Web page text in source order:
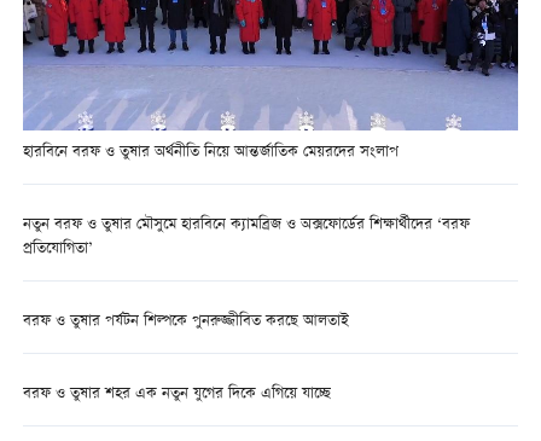
হারবিনে বরফ ও তুষার অর্থনীতি নিয়ে আন্তর্জাতিক মেয়রদের সংলাপ
নতুন বরফ ও তুষার মৌসুমে হারবিনে ক্যামব্রিজ ও অক্সফোর্ডের শিক্ষার্থীদের ‘বরফ
প্রতিযোগিতা’
বরফ ও তুষার পর্যটন শিল্পকে পুনরুজ্জীবিত করছে আলতাই
বরফ ও তুষার শহর এক নতুন যুগের দিকে এগিয়ে যাচ্ছে